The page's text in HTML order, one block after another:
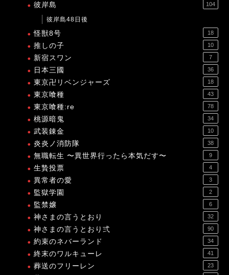
彼岸島 104
彼岸島48日後
怪獣8号 18
推しの子 10
新宿スワン 7
日本三國 36
東京卍リベンジャーズ 18
東京喰種 43
東京喰種:re 78
桃源暗鬼 34
武装錬金 10
炎炎ノ消防隊 38
無職転生 〜異世界行ったら本気だす〜 9
生贄投票 4
異常者の愛 3
監獄学園 2
監禁嬢 6
神さまの言うとおり 32
神さまの言うとおり弍 90
約束のネバーランド 34
終末のワルキューレ 41
葬送のフリーレン 23